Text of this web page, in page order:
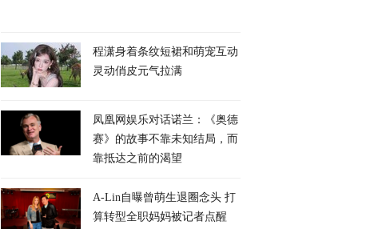
程潇身着条纹短裙和萌宠互动
灵动俏皮元气拉满
凤凰网娱乐对话诺兰：《奥德
赛》的故事不靠未知结局，而
靠抵达之前的渴望
A-Lin自曝曾萌生退圈念头 打
算转型全职妈妈被记者点醒